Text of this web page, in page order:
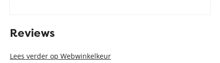
Reviews
Lees verder op Webwinkelkeur